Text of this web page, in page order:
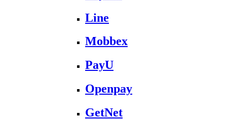
Line
Mobbex
PayU
Openpay
GetNet